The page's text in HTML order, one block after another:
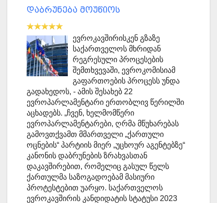
დაბრუნება მოუწიოს
ევროკავშირისკენ გზაზე
საქართველოს მხრიდან
რეგრესული პროცესების
შემთხვევაში, ევროკომისიამ
გაფართოების პროცესს უნდა
გადახედოს, - ამის შესახებ 22
ევროპარლამენტარი ერთობლივ წერილში
აცხადებს. „ჩვენ, ხელმომწერი
ევროპარლამენტარები, ღრმა მწუხარებას
გამოვთქვამთ მმართველი „ქართული
ოცნების“ პარტიის მიერ „უცხოურ აგენტებზე“
კანონის დაბრუნების ზრახვასთან
დაკავშირებით, რომელიც გასულ წელს
ქართულმა საზოგადოებამ მასიური
პროტესტებით უარყო. საქართველოს
ევროკავშირის კანდიდატის სტატუსი 2023